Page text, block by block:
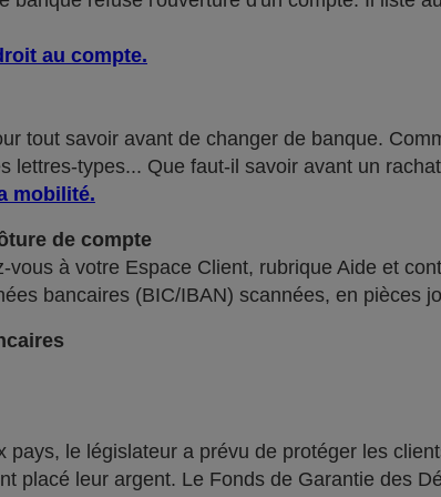
au compte.
tout savoir avant de changer de banque.
lettres-types... Que faut-il savoir avant un
mobilité.
de compte
à votre Espace Client, rubrique Aide et
bancaires (BIC/IBAN) scannées, en pièces
pays, le législateur a prévu de protéger les
placé leur argent. Le Fonds de Garantie des